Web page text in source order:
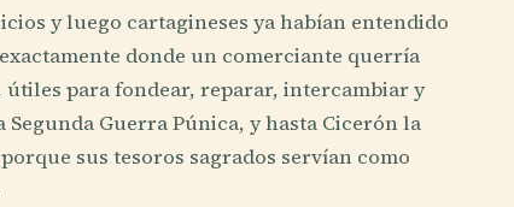
y luego cartagineses ya habían entendido
donde un comerciante querría
para fondear, reparar, intercambiar y
Segunda Guerra Púnica, y hasta Cicerón la
sus tesoros sagrados servían como